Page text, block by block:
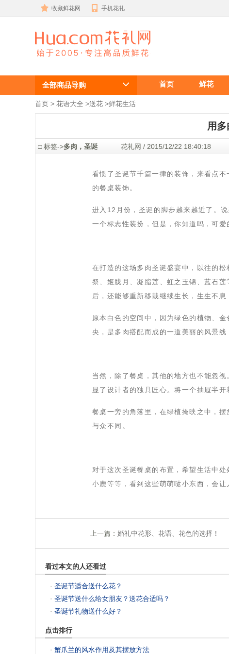
收藏鲜花网 手机花礼
用多肉制作一
场圣诞节日的
盛宴
全部商品导购 首页 鲜花
首页 > 花语大全 >送花 >鲜花生活
用
□ 标签->多肉，圣诞 花礼网 / 2015/12/22
看惯了圣诞节千篇一律的装饰，来看点
的餐桌装饰。
进入12月份，圣诞的脚步越来越近了。
一个标志性装扮，但是，你知道吗，可
在打造的这场多肉圣诞盛宴中，以往的
祭、姬胧月、凝脂莲、虹之玉锦、蓝石
后，还能够重新移栽继续生长，生生不息
原本白色的空间中，因为绿色的植物、
央，是多肉搭配而成的一道美丽的风景
当然，除了餐桌，其他的地方也不能忽
显了设计者的独具匠心。将一个抽屉半
餐桌一旁的角落里，在绿植掩映之中，
与众不同。
对于这次圣诞餐桌的布置，希望生活中
小鹿等等，看到这些萌萌哒小东西，会让
上一篇： 婚礼中花形、花语、花色的选择！
看过本文的人还看过
· 圣诞节适合送什么花？
· 圣诞节送什么给女朋友？送花合适吗？
· 圣诞节礼物送什么好？
点击排行
· 蟹爪兰的风水作用及其摆放方法